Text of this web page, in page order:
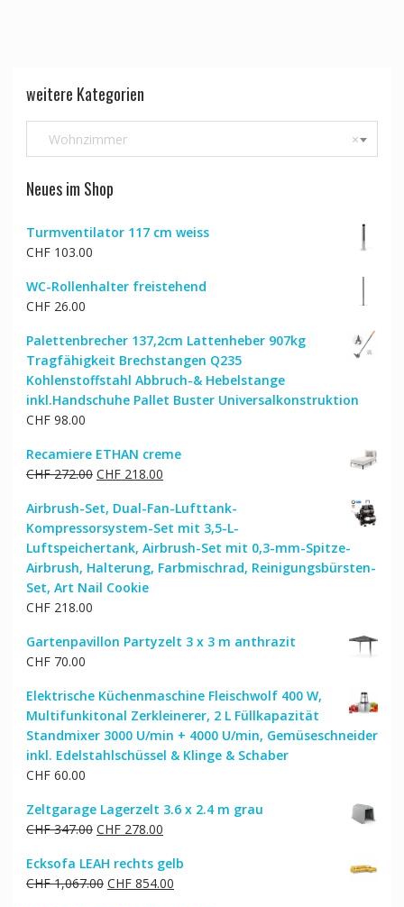
weitere Kategorien
×
Wohnzimmer
Neues im Shop
Turmventilator 117 cm weiss
CHF103.00
WC-Rollenhalter freistehend
CHF26.00
Palettenbrecher 137,2cm Lattenheber 907kg
Tragfähigkeit Brechstangen Q235
Kohlenstoffstahl Abbruch-& Hebelstange
inkl.Handschuhe Pallet Buster Universalkonstruktion
CHF98.00
Recamiere ETHAN creme
CHF272.00 Ursprünglicher
war:
CHF 272.00
CHF218.00Aktueller
ist:
CHF 218.00.
Airbrush-Set, Dual-Fan-Lufttank-
Kompressorsystem-Set mit 3,5-L-
Luftspeichertank, Airbrush-Set mit 0,3-mm-Spitze-
Airbrush, Halterung, Farbmischrad, Reinigungsbürsten-
Set, Art Nail Cookie
CHF218.00
Gartenpavillon Partyzelt 3 x 3 m anthrazit
CHF70.00
Elektrische Küchenmaschine Fleischwolf 400 W,
Multifunkitonal Zerkleinerer, 2 L Füllkapazität
Standmixer 3000 U/min + 4000 U/min, Gemüseschneider
inkl. Edelstahlschüssel & Klinge & Schaber
CHF60.00
Zeltgarage Lagerzelt 3.6 x 2.4 m grau
CHF347.00 Ursprünglicher
war:
CHF 347.00
CHF278.00Aktueller
ist:
CHF 278.00.
Ecksofa LEAH rechts gelb
CHF1,067.00 Ursprünglicher
CHF854.00Aktueller